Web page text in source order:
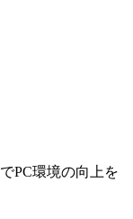
でPC環境の向上を